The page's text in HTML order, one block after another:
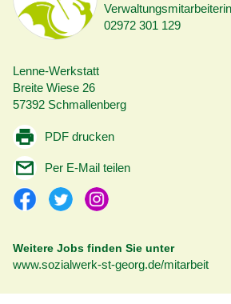
Verwaltungsmitarbeiterin
02972 301 129
Lenne-Werkstatt
Breite Wiese 26
57392 Schmallenberg
PDF drucken
Per E-Mail teilen
Weitere Jobs finden Sie unter
www.sozialwerk-st-georg.de/mitarbeit